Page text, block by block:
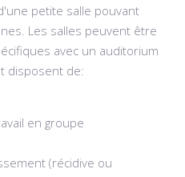
petite salle pouvant
Les salles peuvent être
avec un auditorium
disposent de:
en groupe
(récidive ou